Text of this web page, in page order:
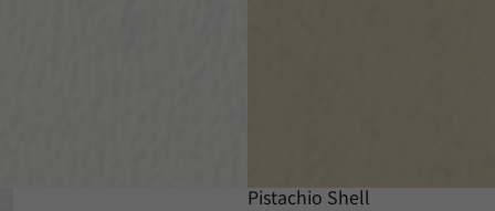
Pistachio Shell